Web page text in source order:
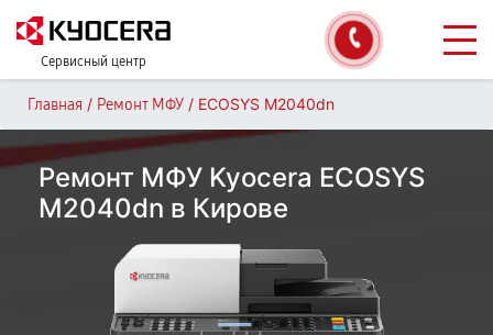
Сервисный центр
Главная / Ремонт МФУ / ECOSYS M2040dn
Ремонт МФУ Kyocera ECOSYS
M2040dn в Кирове